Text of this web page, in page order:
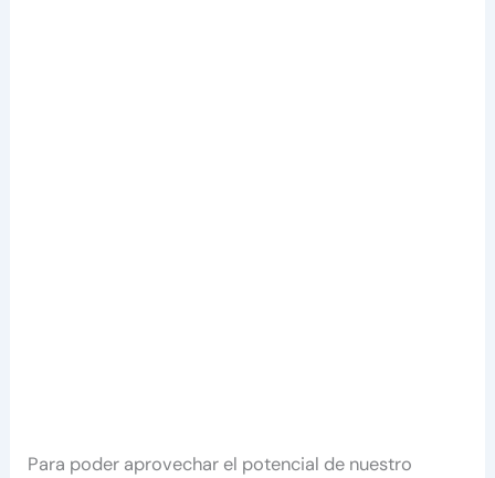
Para poder aprovechar el potencial de nuestro